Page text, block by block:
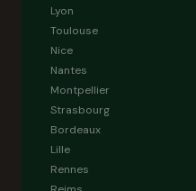
Lyon
Toulouse
Nice
Nantes
Montpellier
Strasbourg
Bordeaux
Lille
Rennes